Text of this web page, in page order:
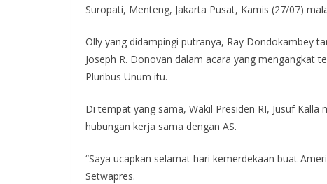
Suropati, Menteng, Jakarta Pusat, Kamis (27/07)
Olly yang didampingi putranya, Ray Dondokambey
Joseph R. Donovan dalam acara yang mengangkat
Pluribus Unum itu.
Di tempat yang sama, Wakil Presiden RI, Jusuf
hubungan kerja sama dengan AS.
“Saya ucapkan selamat hari kemerdekaan buat
Setwapres.